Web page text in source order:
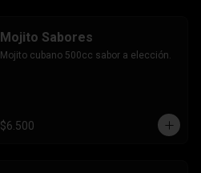
Mojito Sabores
Mojito cubano 500cc sabor a elección.
$6.500